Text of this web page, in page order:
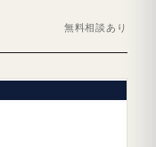
無料相談あり